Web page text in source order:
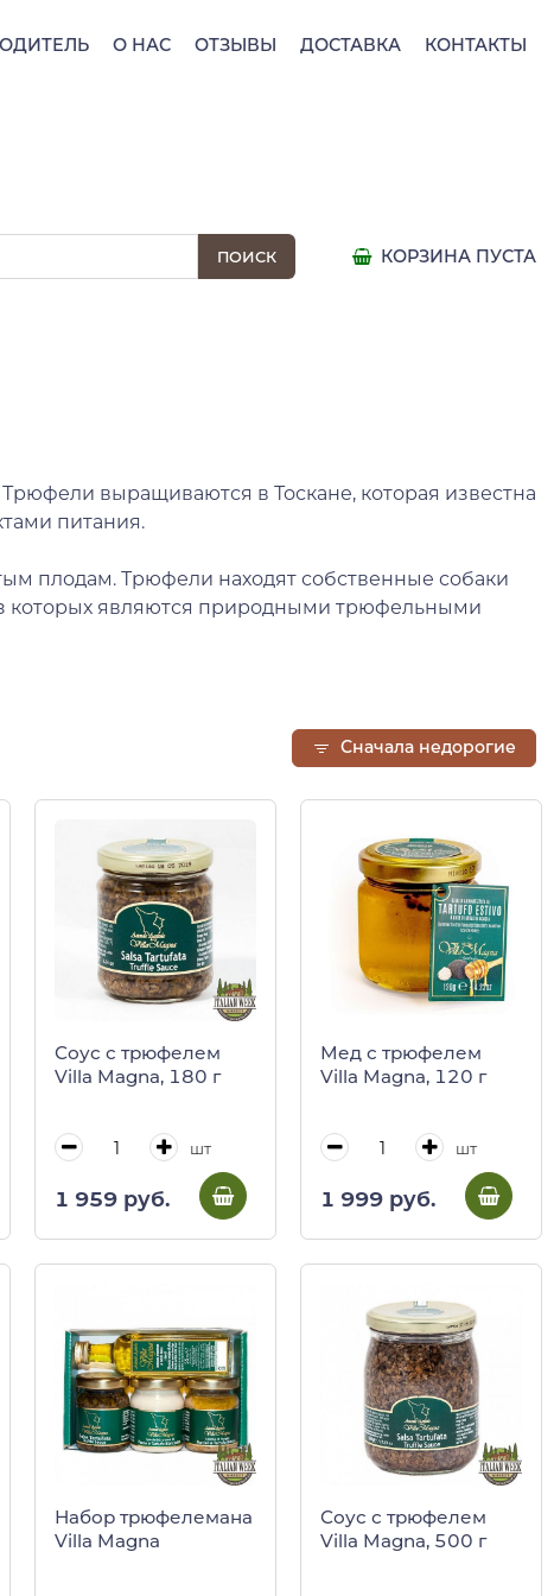
О НАС ОТЗЫВЫ ДОСТАВКА КОНТАКТЫ
КОРЗИНА ПУСТА
выращиваются в Тоскане, которая известна
питания.
плодам. Трюфели находят собственные собаки
которых являются природными трюфельными
Сначала недорогие
Соус с трюфелем
Villa Magna, 180 г
шт
1 959 руб.
Мед с трюфелем
Villa Magna, 120 г
шт
1 999 руб.
Набор трюфелемана
Villa Magna
Соус с трюфелем
Villa Magna, 500 г